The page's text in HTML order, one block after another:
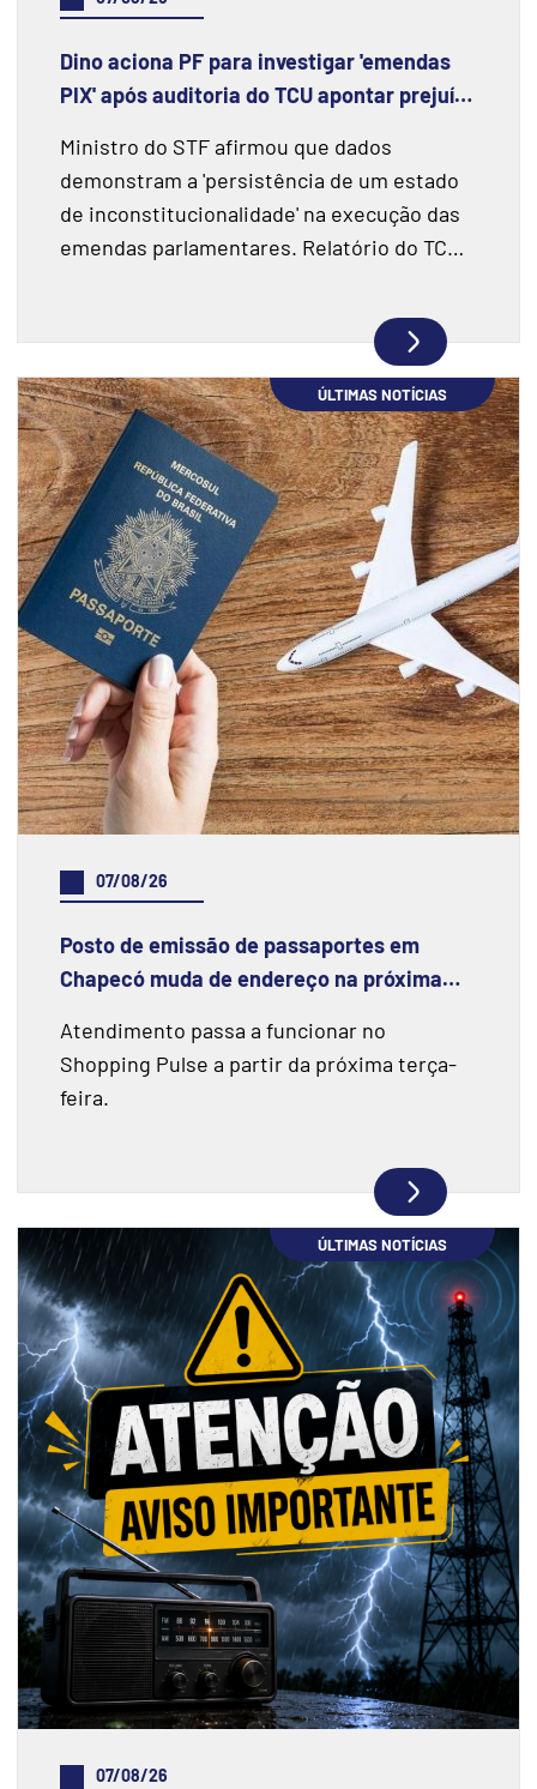
Dino aciona PF para investigar 'emendas
PIX' após auditoria do TCU apontar prejuízo
Ministro do STF afirmou que dados
demonstram a 'persistência de um estado
de inconstitucionalidade' na execução das
emendas parlamentares. Relatório do TCU
ÚLTIMAS NOTÍCIAS
07/08/26
Posto de emissão de passaportes em
Chapecó muda de endereço na próxima
Atendimento passa a funcionar no
Shopping Pulse a partir da próxima terça-
feira.
ÚLTIMAS NOTÍCIAS
07/08/26